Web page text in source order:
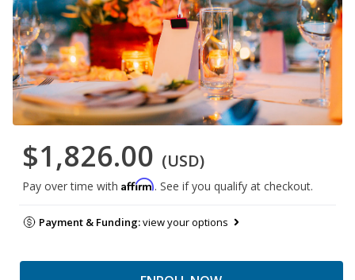
$1,826.00 (USD)
Pay over time with Affirm. See if you qualify at checkout.
Payment & Funding:view your options